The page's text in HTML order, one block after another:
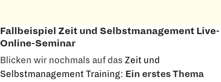
Fallbeispiel Zeit und Selbstmanagement Live-
Online-Seminar
Blicken wir nochmals auf das Zeit und
Selbstmanagement Training: Ein erstes Thema